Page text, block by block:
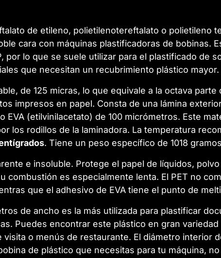
de etileno, polietilenotereftalato o polietileno
cara con máquinas plastificadoras de bobinas.
por lo que se suele utilizar para el plastificado de
que necesitan un recubrimiento plástico mayor.
de 125 micras, lo que equivale a la octava
impresos en papel. Consta de una lámina
(etilvinilacetato) de 100 micrómetros. Este
los rodillos de la laminadora. La temperatura
. Tiene un peso específico de 1018
e insoluble. Protege el papel de líquidos,
combustión es especialmente lenta. El PET no
que el adhesivo de EVA tiene el punto de
de ancho es la más utilizada para plastificar
Puedes encontrar este plástico en gran
o menús de restaurante. El diámetro interior
de plástico que necesitas para tu máquina,